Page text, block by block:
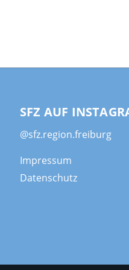
SFZ AUF
@sfz.region.freiburg
Impressum
Datenschutz